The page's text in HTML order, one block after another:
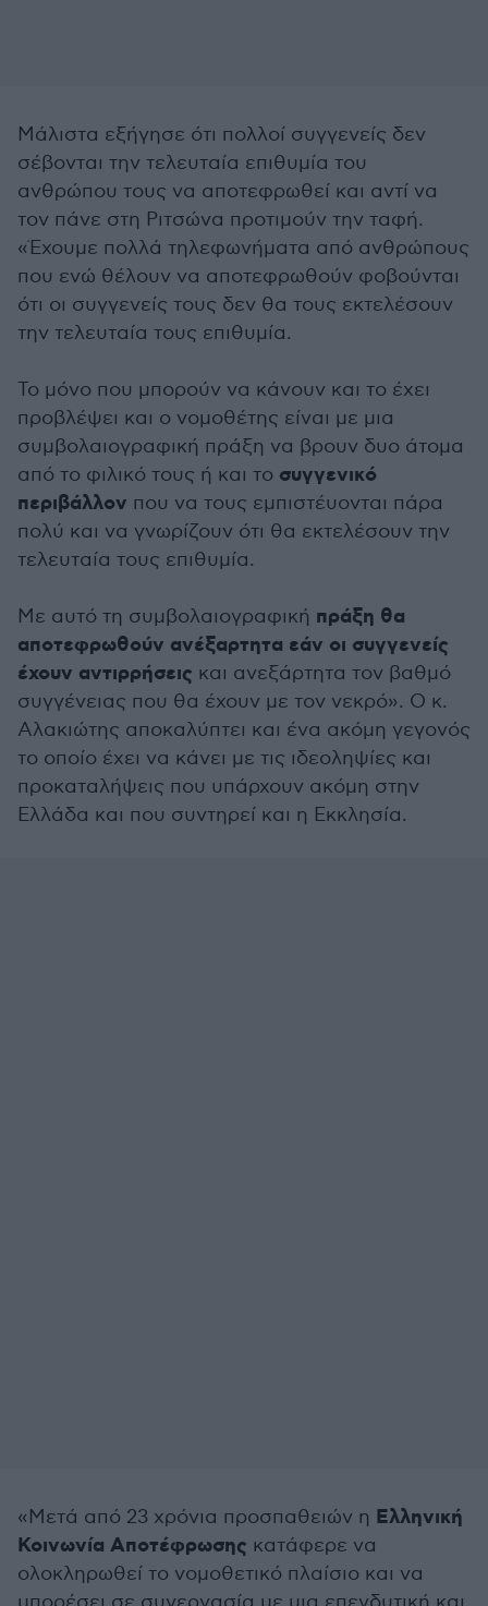
Μάλιστα εξήγησε ότι πολλοί συγγενείς δεν
σέβονται την τελευταία επιθυμία του
ανθρώπου τους να αποτεφρωθεί και αντί να
τον πάνε στη Ριτσώνα προτιμούν την ταφή.
«Έχουμε πολλά τηλεφωνήματα από ανθρώπους
που ενώ θέλουν να αποτεφρωθούν φοβούνται
ότι οι συγγενείς τους δεν θα τους εκτελέσουν
την τελευταία τους επιθυμία.
Το μόνο που μπορούν να κάνουν και το έχει
προβλέψει και ο νομοθέτης είναι με μια
συμβολαιογραφική πράξη να βρουν δυο άτομα
από το φιλικό τους ή και το συγγενικό
περιβάλλον που να τους εμπιστέυονται πάρα
πολύ και να γνωρίζουν ότι θα εκτελέσουν την
τελευταία τους επιθυμία.
Με αυτό τη συμβολαιογραφική πράξη θα
αποτεφρωθούν ανέξαρτητα εάν οι συγγενείς
έχουν αντιρρήσεις και ανεξάρτητα τον βαθμό
συγγένειας που θα έχουν με τον νεκρό». Ο κ.
Αλακιώτης αποκαλύπτει και ένα ακόμη γεγονός
το οποίο έχει να κάνει με τις ιδεοληψίες και
προκαταλήψεις που υπάρχουν ακόμη στην
Ελλάδα και που συντηρεί και η Εκκλησία.
«Μετά από 23 χρόνια προσπαθειών η Ελληνική
Κοινωνία Αποτέφρωσης κατάφερε να
ολοκληρωθεί το νομοθετικό πλαίσιο και να